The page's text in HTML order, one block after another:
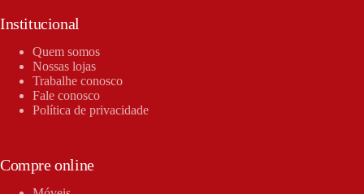
Institucional
Quem somos
Nossas lojas
Trabalhe conosco
Fale conosco
Política de privacidade
Compre online